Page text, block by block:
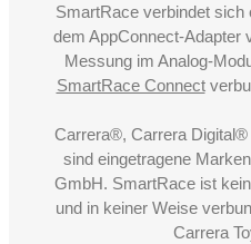
SmartRace verbindet sich
dem AppConnect-Adapter
Messung im Analog-
SmartRace Connect
Carrera®, Carrera
sind eingetragene
GmbH. SmartRace ist
und in keiner Weise
Carrera